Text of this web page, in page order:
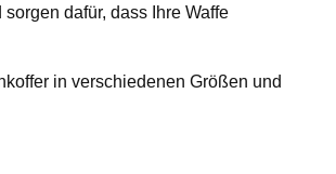
dafür, dass Ihre Waffe
in verschiedenen Größen und